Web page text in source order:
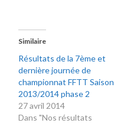
Similaire
Résultats de la 7ème et
dernière journée de
championnat FFTT Saison
2013/2014 phase 2
27 avril 2014
Dans "Nos résultats